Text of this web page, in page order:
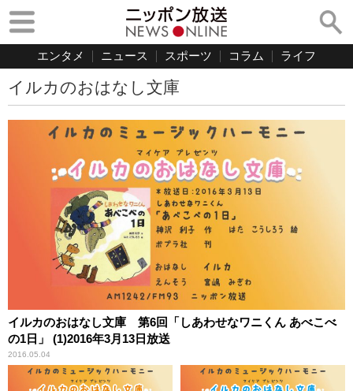
エンタメ ニュース スポーツ コラム ライフ
イルカのおはなし文庫
イルカのおはなし文庫 第6回「しあわせなワニくん あべこべ
の1日」 (1)2016年3月13日放送
2016.05.04